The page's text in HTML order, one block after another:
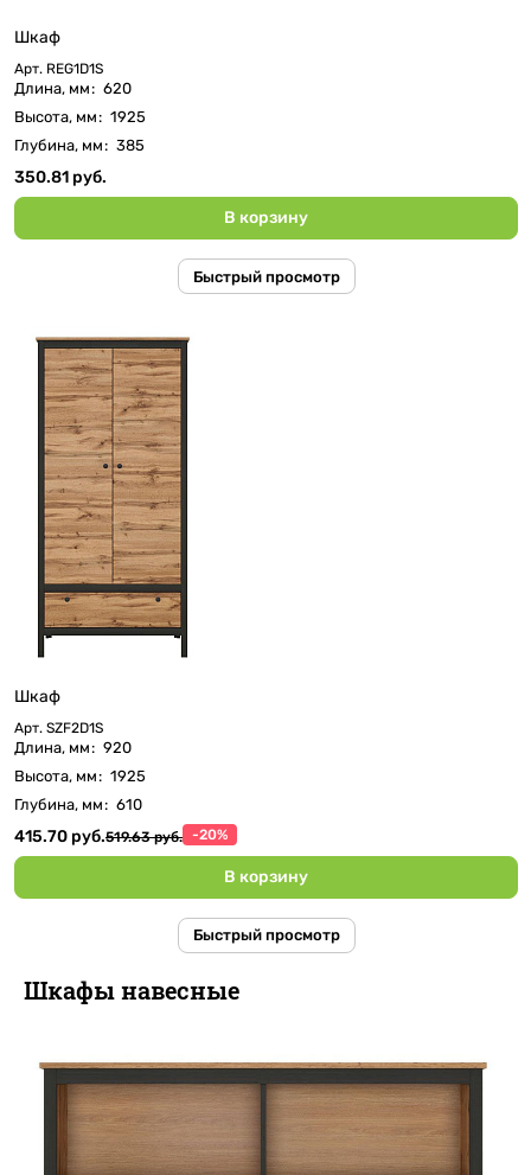
Шкаф
Арт. REG1D1S
Длина, мм: 620
Высота, мм: 1925
Глубина, мм: 385
350.81 руб.
В корзину
Быстрый просмотр
Шкаф
Арт. SZF2D1S
Длина, мм: 920
Высота, мм: 1925
Глубина, мм: 610
415.70 руб.519.63 руб. -20%
В корзину
Быстрый просмотр
Шкафы навесные